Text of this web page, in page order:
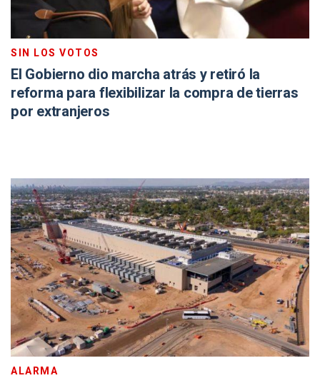
SIN LOS VOTOS
El Gobierno dio marcha atrás y retiró la
reforma para flexibilizar la compra de tierras
por extranjeros
ALARMA